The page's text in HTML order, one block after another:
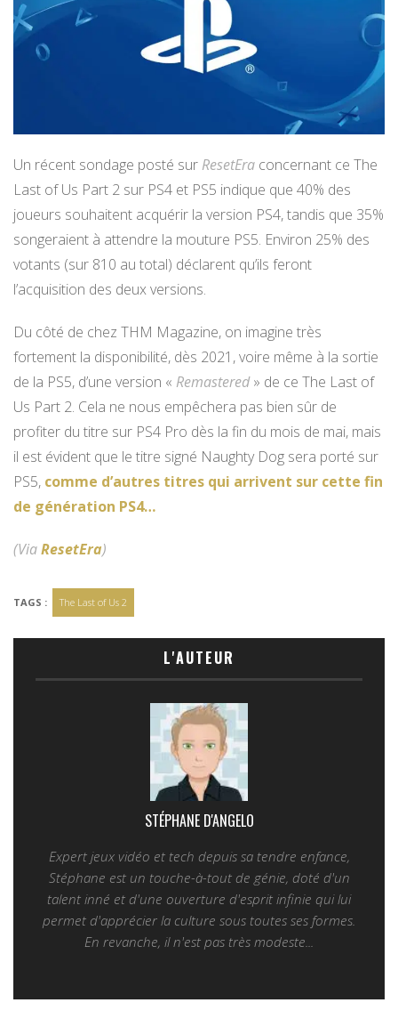
Un récent sondage posté sur ResetEra concernant ce The
Last of Us Part 2 sur PS4 et PS5 indique que 40% des
joueurs souhaitent acquérir la version PS4, tandis que 35%
songeraient à attendre la mouture PS5. Environ 25% des
votants (sur 810 au total) déclarent qu’ils feront
l’acquisition des deux versions.
Du côté de chez THM Magazine, on imagine très
fortement la disponibilité, dès 2021, voire même à la sortie
de la PS5, d’une version « Remastered» de ce The Last of
Us Part 2. Cela ne nous empêchera pas bien sûr de
profiter du titre sur PS4 Pro dès la fin du mois de mai, mais
il est évident que le titre signé Naughty Dog sera porté sur
PS5, comme d’autres titres qui arrivent sur cette fin
de génération PS4…
(ViaResetEra)
TAGS : The Last of Us 2
L'AUTEUR
STÉPHANE D'ANGELO
Expert jeux vidéo et tech depuis sa tendre enfance,
Stéphane est un touche-à-tout de génie, doté d'un
talent inné et d'une ouverture d'esprit infinie qui lui
permet d'apprécier la culture sous toutes ses formes.
En revanche, il n'est pas très modeste...